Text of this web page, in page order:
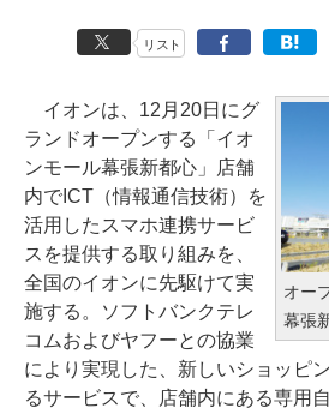
リスト
オー
幕張
イオンは、12月20日にグ
ランドオープンする「イオ
ンモール幕張新都心」店舗
内でICT（情報通信技術）を
活用したスマホ連携サービ
スを提供する取り組みを、
全国のイオンに先駆けて実
施する。ソフトバンクテレ
コムおよびヤフーとの協業
により実現した、新しいショッピ
るサービスで、店舗内にある専用